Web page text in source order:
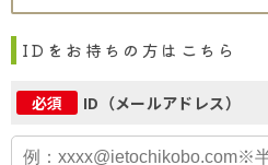
IDをお持ちの方はこちら
必須 ID（メールアドレス）